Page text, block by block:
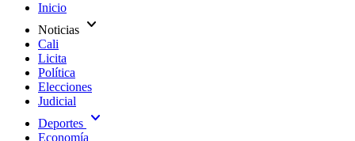
Inicio
Noticias expand_more
Cali
Licita
Política
Elecciones
Judicial
Deportes expand_more
Economía